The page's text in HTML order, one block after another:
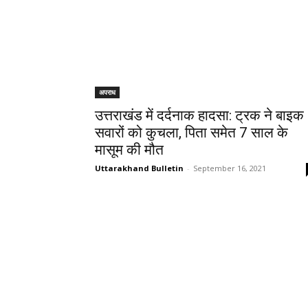
अपराध
उत्तराखंड में दर्दनाक हादसा: ट्रक ने बाइक
सवारों को कुचला, पिता समेत 7 साल के
मासूम की मौत
Uttarakhand Bulletin - September 16, 2021